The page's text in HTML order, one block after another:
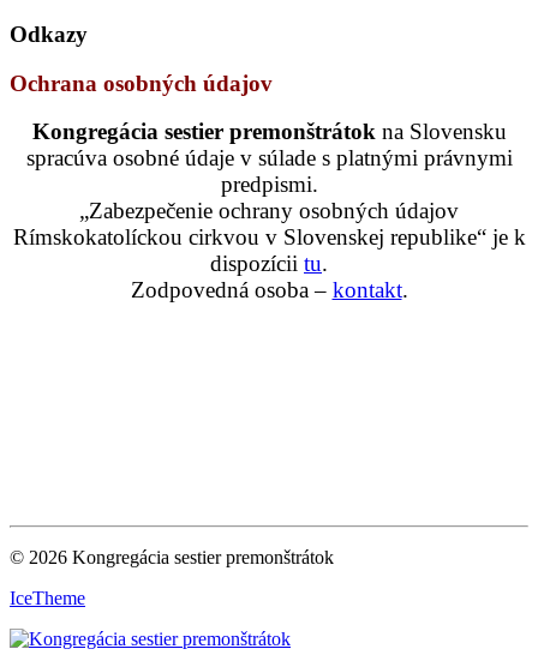
Odkazy
Ochrana osobných údajov
Kongregácia sestier premonštrátok na Slovensku
spracúva osobné údaje v súlade s platnými právnymi
predpismi.
„Zabezpečenie ochrany osobných údajov
Rímskokatolíckou cirkvou v Slovenskej republike“ je k
dispozícii tu.
Zodpovedná osoba – kontakt.
© 2026 Kongregácia sestier premonštrátok
IceTheme